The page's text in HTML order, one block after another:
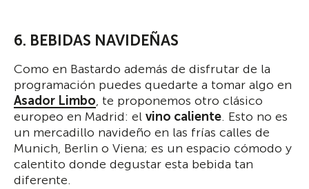
6. BEBIDAS NAVIDEÑAS
Como en Bastardo además de disfrutar de la
programación puedes quedarte a tomar algo en
Asador Limbo, te proponemos otro clásico
europeo en Madrid: el vino caliente. Esto no es
un mercadillo navideño en las frías calles de
Munich, Berlin o Viena; es un espacio cómodo y
calentito donde degustar esta bebida tan
diferente.